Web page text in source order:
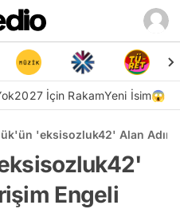
2027 İçin RakamYeni İsim😱
'eksisozluk42' Alan
Engeli